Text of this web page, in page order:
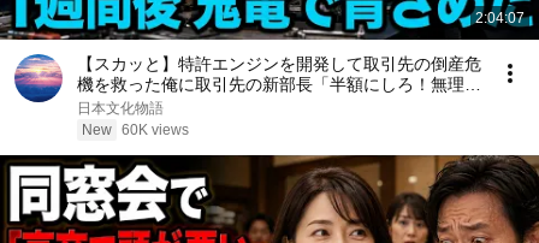
2:04:07
【スカッと】特許エンジンを開発して取引先の倒産危
機を救った俺に取引先の新部長「半額にしろ！無理な
ら中国製を買う」1週間後、部長から鬼電→俺「お宅
の競合と5倍で独占契約済みです」
日本文化物語
New 60K views